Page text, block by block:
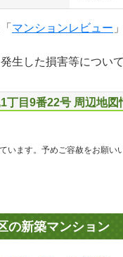
マンションレビュー
生した損害等につい
丁目9番22号 周辺地図
います。予めご容赦をお願い
の新築マンション